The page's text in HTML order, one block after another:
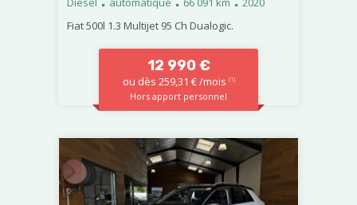
Fiat 500l 1.3 Multijet 95 Ch Dualogic.
12 990 €
ou dès 259,31 € /mois (1)
Hors apport personnel